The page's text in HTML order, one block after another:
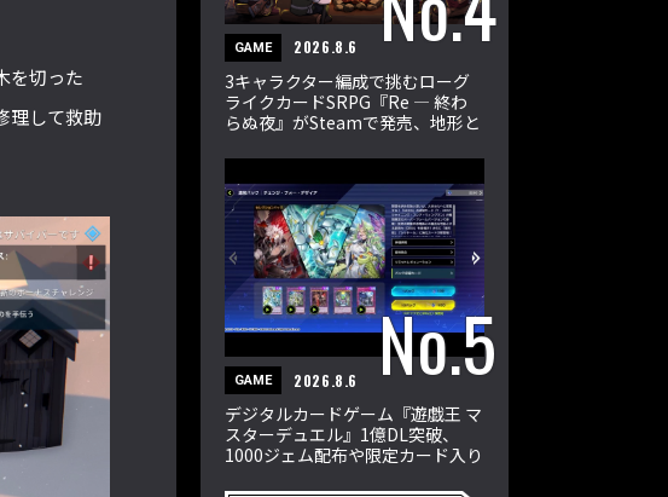
を切った
理して救助
GAME 2026.8.6
3キャラクター編成で挑むローグ
ライクカードSRPG『Re ― 終わ
らぬ夜』がSteamで発売、地形と
GAME 2026.8.6
デジタルカードゲーム『遊戯王 マ
スターデュエル』1億DL突破、
1000ジェム配布や限定カード入り